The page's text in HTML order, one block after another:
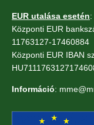
EUR utalása esetén:
Központi EUR
11763127-17460884
Központi EUR IBAN
Információ: